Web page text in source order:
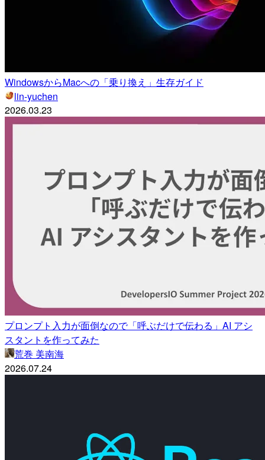
WindowsからMacへの「乗り換え」生存ガイド
lin-yuchen
2026.03.23
プロンプト入力が面倒なので「呼ぶだけで伝わる」AI アシ
スタントを作ってみた
荒巻 美南海
2026.07.24